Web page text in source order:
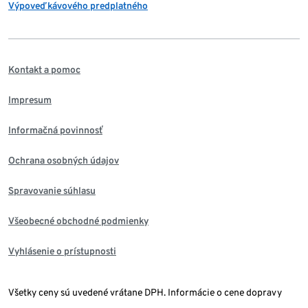
Výpoveď kávového predplatného
Kontakt a pomoc
Impresum
Informačná povinnosť
Ochrana osobných údajov
Spravovanie súhlasu
Všeobecné obchodné podmienky
Vyhlásenie o prístupnosti
Všetky ceny sú uvedené vrátane DPH. Informácie o cene dopravy